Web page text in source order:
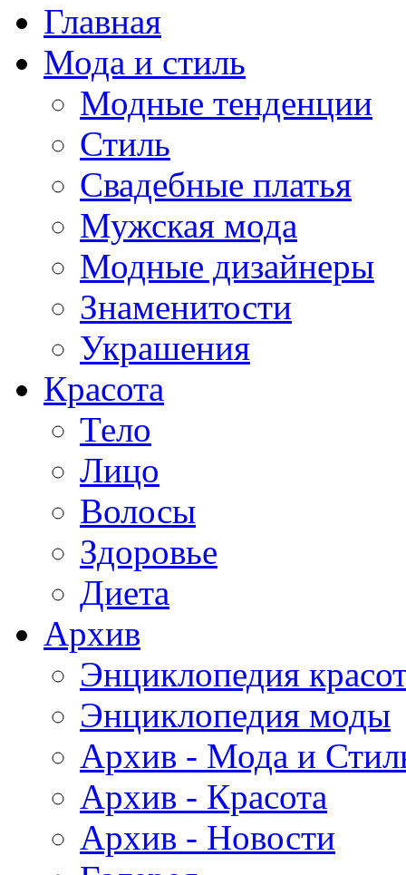
Главная
Мода и стиль
Модные тенденции
Стиль
Свадебные платья
Мужская мода
Модные дизайнеры
Знаменитости
Украшения
Красота
Тело
Лицо
Волосы
Здоровье
Диета
Архив
Энциклопедия
Энциклопедия моды
Архив - Мода и
Архив - Красота
Архив - Новости